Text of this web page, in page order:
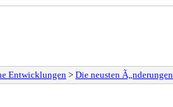
Entwicklungen > Die neusten Ã„nderungen